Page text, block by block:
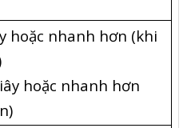
hoặc nhanh hơn (khi
hoặc nhanh hơn